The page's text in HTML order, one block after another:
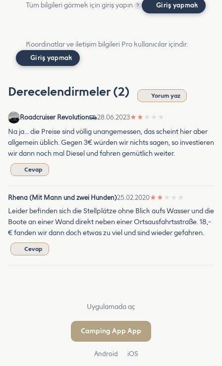
Tüm bilgileri görmek için giriş yapın ? Giriş yapmak
Koordinatlar ve iletişim bilgileri Pro kullanıcılar içindir.
Giriş yapmak
Derecelendirmeler (2) Yorum yaz
Roadcruiser Revolution 28.06.2023★ ★ ★ ★ ★
Na ja… die Preise sind völlig unangemessen, das scheint hier aber
allgemein üblich. Gegen 3€ würden wir nichts sagen, so investieren
wir dann noch mal Diesel und fahren gemütlich weiter.
Cevap
Rhena (Mit Mann und zwei Hunden)25.02.2020★ ★ ★ ★ ★
Leider befinden sich die Stellplätze ohne Blick aufs Wasser und die
Boote an einer Wand direkt neben einer Ortsausfahrtsstraße. 18,-
€ fanden wir dann doch etwas zu viel und sind wieder gefahren.
Cevap
Uygulamada aç
Camping App App
Android iOS